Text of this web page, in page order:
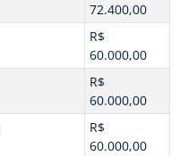
72.400,00
R$
60.000,00
R$
60.000,00
R$
60.000,00